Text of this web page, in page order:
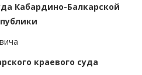
Кабардино-Балкарской
краевого суда